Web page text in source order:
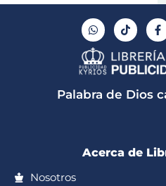
W
h
a
t
s
a
p
T
i
k
t
o
k
F
a
c
e
b
o
k
Palabra de Dios
Acerca de
Nosotros